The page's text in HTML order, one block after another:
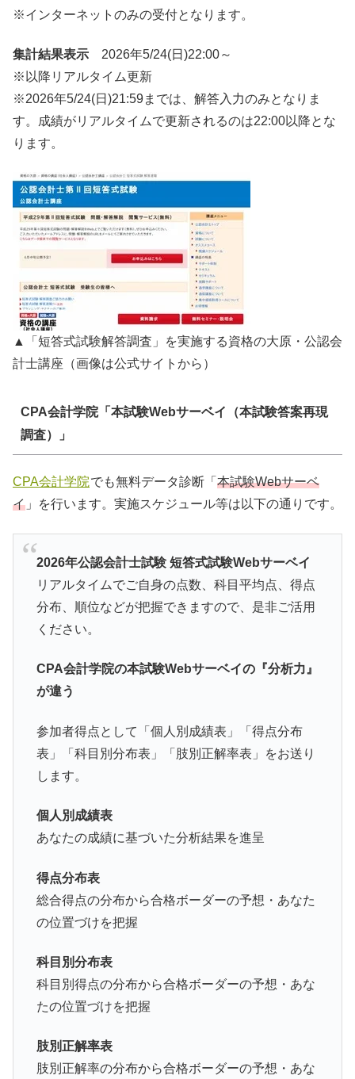
※インターネットのみの受付となります。
集計結果表示 2026年5/24(日)22:00～
※以降リアルタイム更新
※2026年5/24(日)21:59までは、解答入力のみとなりま
す。成績がリアルタイムで更新されるのは22:00以降とな
ります。
▲「短答式試験解答調査」を実施する資格の大原・公認会
計士講座（画像は公式サイトから）
CPA会計学院「本試験Webサーベイ（本試験答案再現
調査）」
CPA会計学院でも無料データ診断「 本試験Webサーベ
イ 」を行います。実施スケジュール等は以下の通りです。
2026年公認会計士試験 短答式試験Webサーベイ
リアルタイムでご自身の点数、科目平均点、得点
分布、順位などが把握できますので、是非ご活用
ください。
CPA会計学院の本試験Webサーベイの『分析力』
が違う
参加者得点として「個人別成績表」「得点分布
表」「科目別分布表」「肢別正解率表」をお送り
します。
個人別成績表
あなたの成績に基づいた分析結果を進呈
得点分布表
総合得点の分布から合格ボーダーの予想・あなた
の位置づけを把握
科目別分布表
科目別得点の分布から合格ボーダーの予想・あな
たの位置づけを把握
肢別正解率表
肢別正解率の分布から合格ボーダーの予想・あな